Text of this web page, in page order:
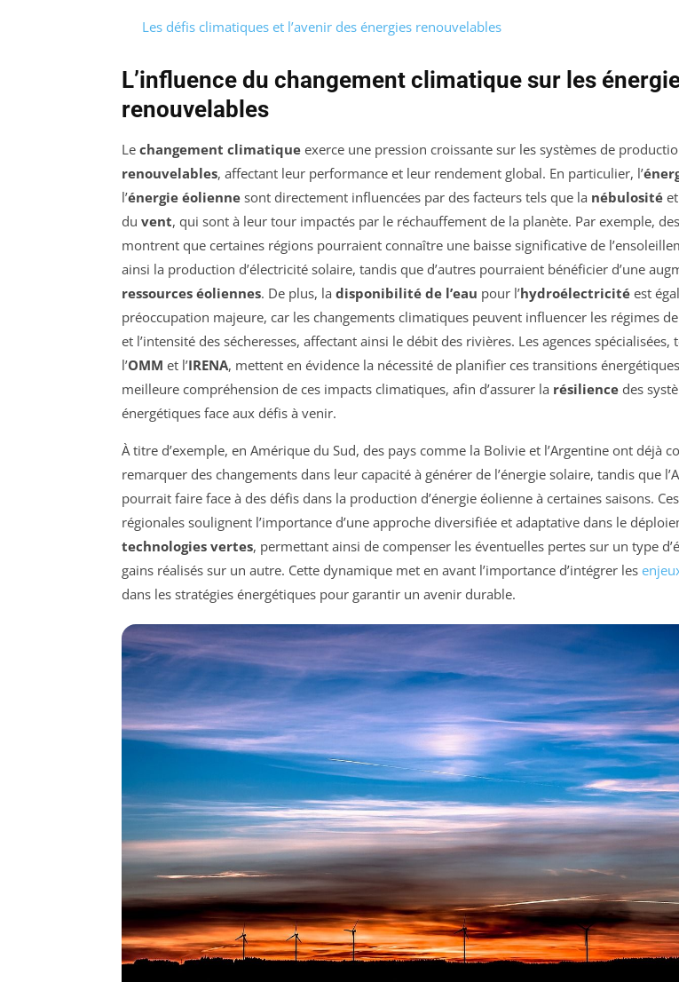
Les défis climatiques et l’avenir des énergies renouvelables
L’influence du changement climatique sur les
renouvelables
Le changement climatique exerce une pression croissante sur les systèmes de
renouvelables, affectant leur performance et leur rendement global. En particulier, l’
l’énergie éolienne sont directement influencées par des facteurs tels que la nébulosité
du vent, qui sont à leur tour impactés par le réchauffement de la planète. Par exemple,
montrent que certaines régions pourraient connaître une baisse significative de
ainsi la production d’électricité solaire, tandis que d’autres pourraient bénéficier d’une
ressources éoliennes. De plus, la disponibilité de l’eau pour l’hydroélectricité est
préoccupation majeure, car les changements climatiques peuvent influencer les régimes
et l’intensité des sécheresses, affectant ainsi le débit des rivières. Les agences spécialisées,
l’OMM et l’IRENA, mettent en évidence la nécessité de planifier ces transitions
meilleure compréhension de ces impacts climatiques, afin d’assurer la résilience des
énergétiques face aux défis à venir.
À titre d’exemple, en Amérique du Sud, des pays comme la Bolivie et l’Argentine ont déjà
remarquer des changements dans leur capacité à générer de l’énergie solaire, tandis que
pourrait faire face à des défis dans la production d’énergie éolienne à certaines saisons.
régionales soulignent l’importance d’une approche diversifiée et adaptative dans le
technologies vertes, permettant ainsi de compenser les éventuelles pertes sur un type
gains réalisés sur un autre. Cette dynamique met en avant l’importance d’intégrer les
dans les stratégies énergétiques pour garantir un avenir durable.